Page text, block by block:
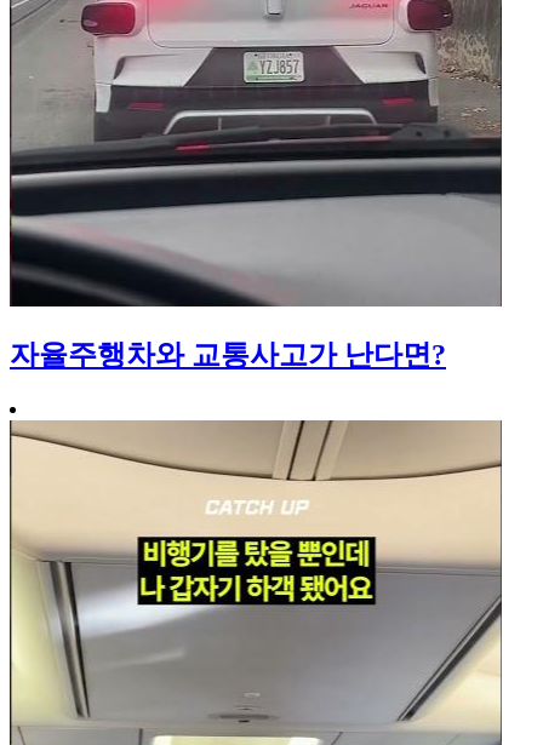
자율주행차와 교통사고가 난다면?